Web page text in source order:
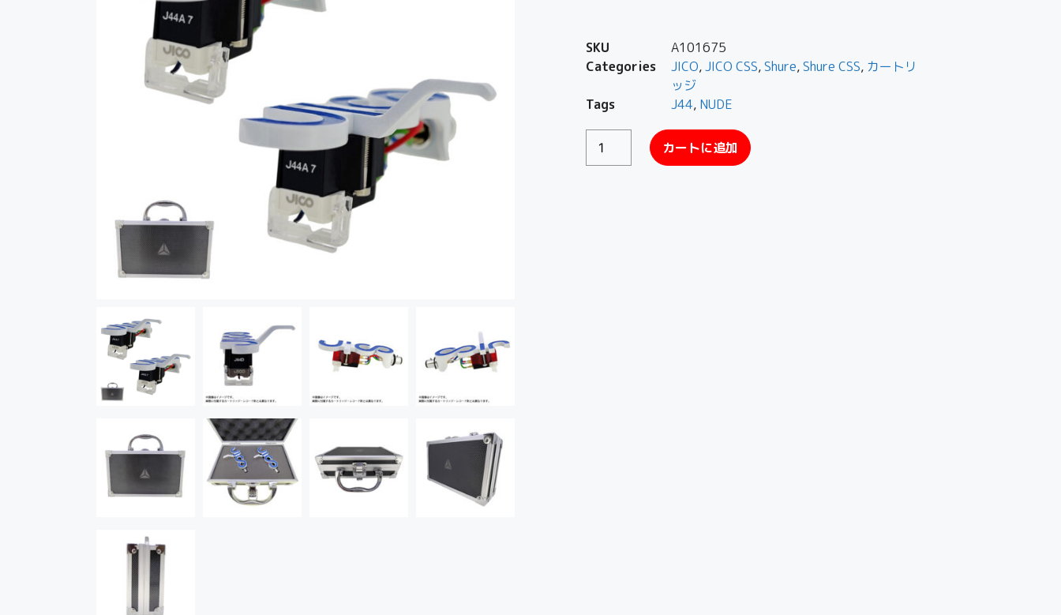
SKU
A101675
Categories
JICO,JICO CSS,Shure,Shure CSS, カートリ
ッジ
Tags
J44, NUDE
カートに追加